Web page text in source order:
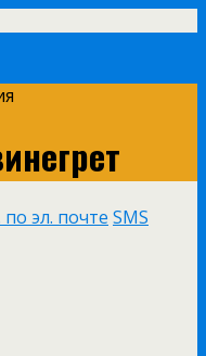
эл. почте SMS